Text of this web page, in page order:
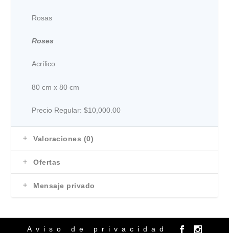
Rosas
Roses
Acrílico
80 cm x 80 cm
Precio Regular: $10,000.00
Valoraciones (0)
Ofertas
Mensaje privado
Aviso de privacidad